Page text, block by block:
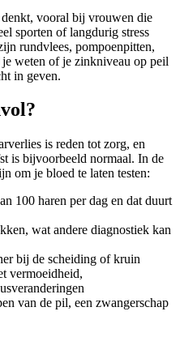
vooral bij vrouwen die
sporten of langdurig stress
rundvlees, pompoenpitten,
weten of je zinkniveau op peil
in geven.
is reden tot zorg, en
is bijvoorbeeld normaal. In de
om je bloed te laten testen:
100 haren per dag en dat duurt
wat andere diagnostiek kan
bij de scheiding of kruin
vermoeidheid,
van de pil, een zwangerschap